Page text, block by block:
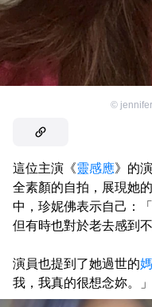
©
這位主演《靈感應》的
全素顏的自拍，展現她
中，珍妮佛表示自己：
但有時也對於老去感到不
演員也提到了她過世的
我，我真的很想念妳。」